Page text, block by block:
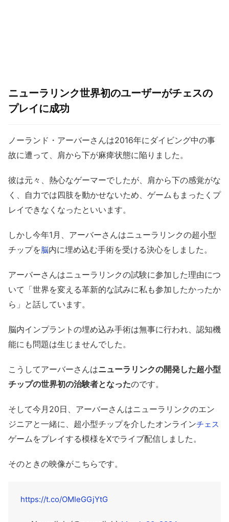
ニューラリンク世界初のユーザーがチェスの
プレイに成功
ノーランド・アーバーさんは2016年にダイビング中の事
故に遭って、肩から下が麻痺状態に陥りました。
彼は元々、熱心なゲーマーでしたが、肩から下の感覚がな
く、自力では四肢を動かせないため、ゲームもまったくプ
レイできなくなったといいます。
しかし今年1月、アーバーさんはニューラリンクの超小型
チップを脳内に埋め込む手術を受ける決心をしました。
アーバーさんはニューラリンクの試験に参加した理由につ
いて「世界を変える革新的な試みに私も参加したかったか
ら」と話しています。
脳内インプラントの埋め込み手術は無事に行われ、認知機
能にも問題は生じませんでした。
こうしてアーバーさんはニューラリンクの開発した超小型
チップの世界初の治験者となったのです。
そして今月20日、アーバーさんはニューラリンクのエン
ジニアと一緒に、超小型チップを介したオンラインチェス
ゲームをプレイする模様をXでライブ配信しました。
そのときの映像がこちらです。
https://t.co/OMIeGGjYtG